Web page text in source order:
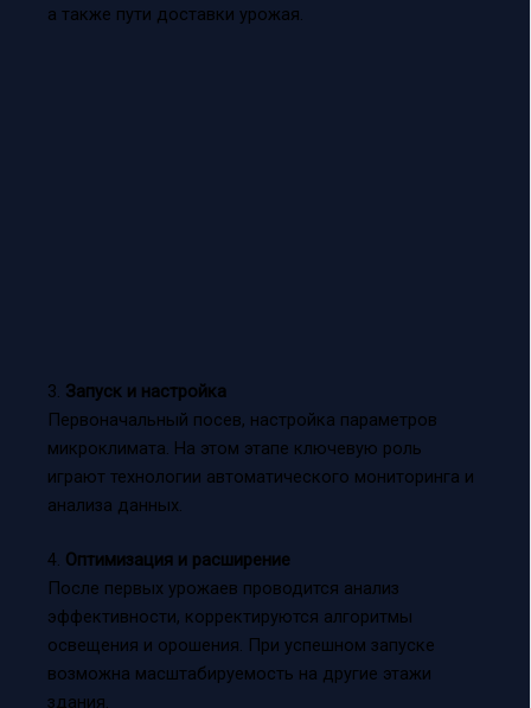
а также пути доставки урожая.
3. Запуск и настройка
Первоначальный посев, настройка параметров
микроклимата. На этом этапе ключевую роль
играют технологии автоматического мониторинга и
анализа данных.
4. Оптимизация и расширение
После первых урожаев проводится анализ
эффективности, корректируются алгоритмы
освещения и орошения. При успешном запуске
возможна масштабируемость на другие этажи
здания.